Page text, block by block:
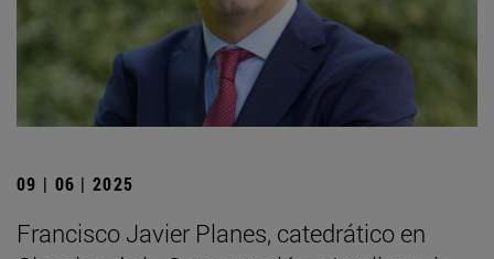
09 | 06 | 2025
Francisco Javier Planes, catedrático en